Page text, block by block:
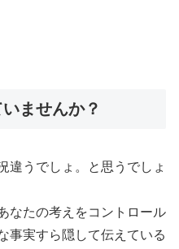
ませんか？
違うでしょ。と思うでしょ
なたの考えをコントロール
事実すら隠して伝えている